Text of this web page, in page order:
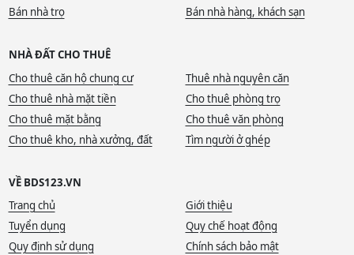
Bán nhà trọ
Bán nhà hàng, khách sạn
NHÀ ĐẤT CHO THUÊ
Cho thuê căn hộ chung cư
Thuê nhà nguyên căn
Cho thuê nhà mặt tiền
Cho thuê phòng trọ
Cho thuê mặt bằng
Cho thuê văn phòng
Cho thuê kho, nhà xưởng, đất
Tìm người ở ghép
VỀ BDS123.VN
Trang chủ
Giới thiệu
Tuyển dụng
Quy chế hoạt động
Quy định sử dụng
Chính sách bảo mật